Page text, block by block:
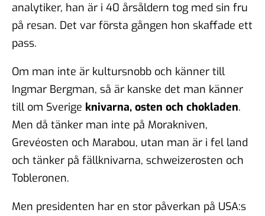
analytiker, han är i 40 årsåldern tog med sin fru
på resan. Det var första gången hon skaffade ett
pass.
Om man inte är kultursnobb och känner till
Ingmar Bergman, så är kanske det man känner
till om Sverige knivarna, osten och chokladen.
Men då tänker man inte på Morakniven,
Grevéosten och Marabou, utan man är i fel land
och tänker på fällknivarna, schweizerosten och
Tobleronen.
Men presidenten har en stor påverkan på USA:s